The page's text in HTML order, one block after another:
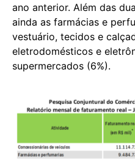
ano anterior. Além das
ainda as farmácias e
vestuário, tecidos e
eletrodomésticos e
supermercados (6%).